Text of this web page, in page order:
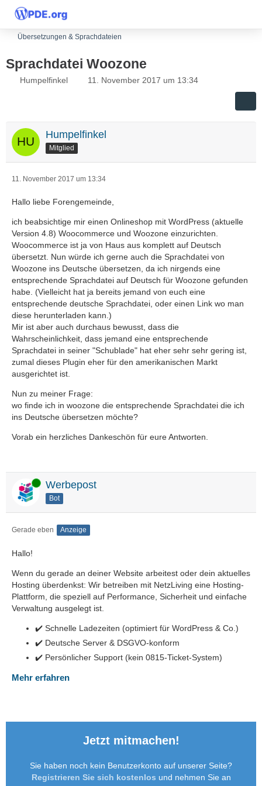
Übersetzungen & Sprachdateien
Sprachdatei Woozone
Humpelfinkel 11. November 2017 um 13:34
Humpelfinkel
Mitglied
11. November 2017 um 13:34
Hallo liebe Forengemeinde,
ich beabsichtige mir einen Onlineshop mit WordPress (aktuelle
Version 4.8) Woocommerce und Woozone einzurichten.
Woocommerce ist ja von Haus aus komplett auf Deutsch
übersetzt. Nun würde ich gerne auch die Sprachdatei von
Woozone ins Deutsche übersetzen, da ich nirgends eine
entsprechende Sprachdatei auf Deutsch für Woozone gefunden
habe. (Vielleicht hat ja bereits jemand von euch eine
entsprechende deutsche Sprachdatei, oder einen Link wo man
diese herunterladen kann.)
Mir ist aber auch durchaus bewusst, dass die
Wahrscheinlichkeit, dass jemand eine entsprechende
Sprachdatei in seiner "Schublade" hat eher sehr sehr gering ist,
zumal dieses Plugin eher für den amerikanischen Markt
ausgerichtet ist.
Nun zu meiner Frage:
wo finde ich in woozone die entsprechende Sprachdatei die ich
ins Deutsche übersetzen möchte?
Vorab ein herzliches Dankeschön für eure Antworten.
Online Werbepost
Bot
Gerade eben Anzeige
Hallo!
Wenn du gerade an deiner Website arbeitest oder dein aktuelles
Hosting überdenkst: Wir betreiben mit NetzLiving eine Hosting-
Plattform, die speziell auf Performance, Sicherheit und einfache
Verwaltung ausgelegt ist.
✔️ Schnelle Ladezeiten (optimiert für WordPress & Co.)
✔️ Deutsche Server & DSGVO-konform
✔️ Persönlicher Support (kein 0815-Ticket-System)
Mehr erfahren
Jetzt mitmachen!
Sie haben noch kein Benutzerkonto auf unserer Seite?
Registrieren Sie sich kostenlos und nehmen Sie an